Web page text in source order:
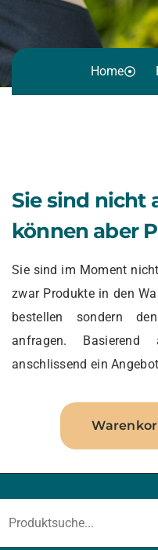
Home
Sie sind nicht
können aber
Sie sind im Moment
zwar Produkte in den
bestellen sondern
anfragen.
anschlissend ein